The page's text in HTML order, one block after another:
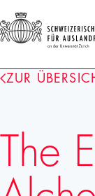
ZUR
The